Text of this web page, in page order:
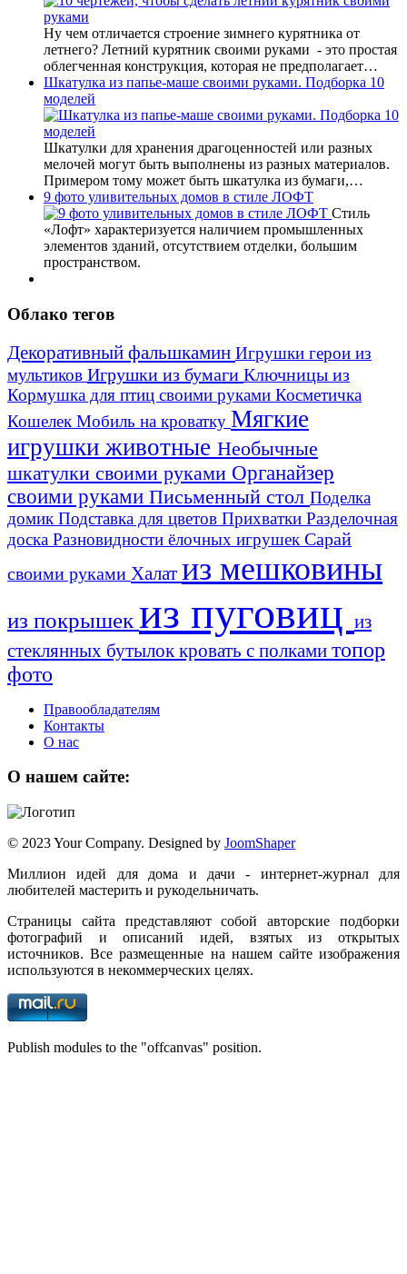
Ну чем отличается строение зимнего курятника от
летнего? Летний курятник своими руками - это простая
облегченная конструкция, которая не предполагает…
Шкатулка из папье-маше своими руками. Подборка 10
моделей
Шкатулки для хранения драгоценностей или разных
мелочей могут быть выполнены из разных материалов.
Примером тому может быть шкатулка из бумаги,…
9 фото уливительных домов в стиле ЛОФТ
Стиль
«Лофт» характеризуется наличием промышленных
элементов зданий, отсутствием отделки, большим
пространством.
Облако тегов
Декоративный фальшкамин Игрушки герои из
мультиков Игрушки из бумаги Ключницы из
Кормушка для птиц своими руками Косметичка
Кошелек Мобиль на кроватку Мягкие
игрушки животные Необычные
шкатулки своими руками Органайзер
своими руками Письменный стол Поделка
домик Подставка для цветов Прихватки Разделочная
доска Разновидности ёлочных игрушек Сарай
своими руками Халат из мешковины
из покрышек из пуговиц из
стеклянных бутылок кровать с полками топор
фото
Правообладателям
Контакты
О нас
О нашем сайте:
© 2023 Your Company. Designed by JoomShaper
Миллион идей для дома и дачи - интернет-журнал для
любителей мастерить и рукодельничать.
Страницы сайта представляют собой авторские подборки
фотографий и описаний идей, взятых из открытых
источников. Все размещенные на нашем сайте изображения
используются в некоммерческих целях.
Publish modules to the "offcanvas" position.